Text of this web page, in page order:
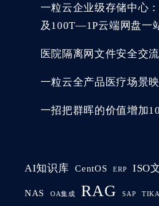
一粒云企业级存储中心
及100T—1P云端网盘一
医院隔离网文件安全交
一粒云全产品医疗场景
一招把群晖的价值增加
AI知识库 CentOS ERP ISO
NAS OA集成 RAG SAP